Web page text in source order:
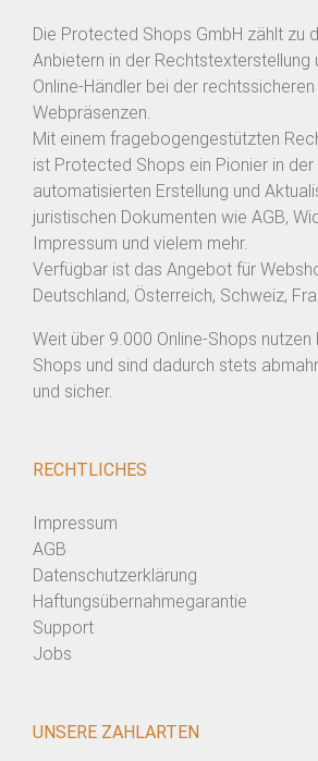
Die Protected Shops GmbH zählt zu
Anbietern in der Rechtstexterstellung
Online-Händler bei der
Webpräsenzen.
Mit einem fragebogengestützten
ist Protected Shops ein Pionier in
automatisierten Erstellung und
juristischen Dokumenten wie AGB,
Impressum und vielem mehr.
Verfügbar ist das Angebot für
Deutschland, Österreich, Schweiz,
Weit über 9.000 Online-Shops
Shops und sind dadurch stets
und sicher.
RECHTLICHES
Impressum
AGB
Datenschutzerklärung
Haftungsübernahmegarantie
Support
Jobs
UNSERE ZAHLARTEN